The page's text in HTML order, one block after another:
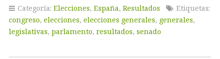
Categoría: Elecciones, España, Resultados
Etiquetas:
congreso, elecciones, elecciones generales, generales,
legislativas, parlamento, resultados, senado